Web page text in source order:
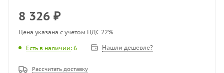
8 326 ₽
Цена указана с учетом НДС 22%
Есть в наличии: 6 Нашли дешевле?
Рассчитать доставку